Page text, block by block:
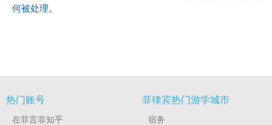
何被处理。
热门账号
在菲言菲知乎
菲律宾热门游学城市
宿务